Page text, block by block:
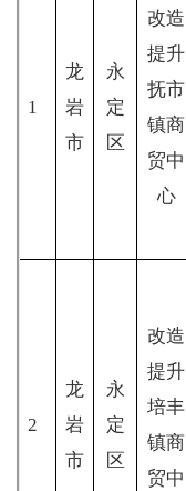
1
龙
岩
市
永
定
区
改造
提升
抚市
镇商
贸中
心
2
龙
岩
市
永
定
区
改造
提升
培丰
镇商
贸中